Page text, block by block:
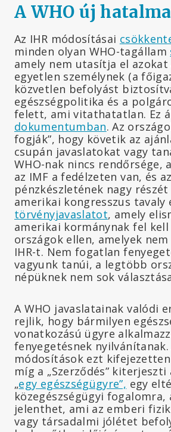
A WHO új hatalma
Az IHR módosításai
minden olyan WHO-tagállam
amely nem utasítja el
egyetlen személynek (a
közvetlen befolyást
egészségpolitika és a
felett, ami vitathatatlan. Ez
dokumentumban. Az
fogják”, hogy követik az
csupán javaslatokat vagy
WHO-nak nincs rendőrsége,
az IMF a fedélzeten van, és
pénzkészletének nagy
amerikai kongresszus
törvényjavaslatot, amely
amerikai kormánynak fel
országok ellen, amelyek
IHR-t. Nem fogatlan
vagyunk tanúi, a legtöbb
népüknek nem sok
A WHO javaslatainak valódi
rejlik, hogy bármilyen
vonatkozású ügyre
fenyegetésnek
módosítások ezt
míg a „Szerződés”
„egy egészségügyre”, egy
közegészségügyi
jelenthet, ami az emberi
vagy társadalmi jólétet